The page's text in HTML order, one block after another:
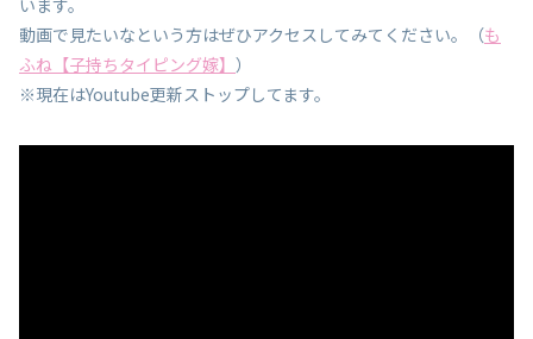
います。
動画で見たいなという方はぜひアクセスしてみてください。（も
ふね【子持ちタイピング嫁】 ）
※現在はYoutube更新ストップしてます。